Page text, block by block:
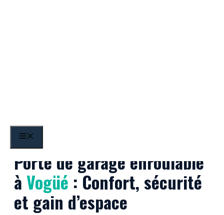
Porte de garage enroulable
àVogüé : Confort, sécurité
et gain d’espace